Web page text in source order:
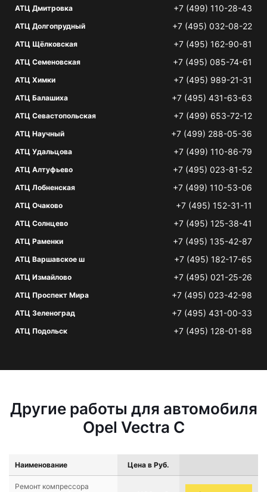
АТЦ Дмитровка +7 (499) 110-28-43
АТЦ Долгопрудный +7 (495) 032-08-22
АТЦ Щёлковская +7 (495) 162-90-81
АТЦ Семеновская +7 (495) 085-74-61
АТЦ Химки +7 (495) 989-21-31
АТЦ Балашиха +7 (495) 431-63-63
АТЦ Севастопольская +7 (499) 653-72-12
АТЦ Научный +7 (499) 288-05-36
АТЦ Удальцова +7 (499) 110-86-79
АТЦ Алтуфьево +7 (495) 023-81-52
АТЦ Лобненская +7 (499) 110-53-06
АТЦ Очаково +7 (495) 152-31-11
АТЦ Солнцево +7 (495) 125-38-41
АТЦ Раменки +7 (495) 135-42-87
АТЦ Варшавское ш +7 (495) 182-17-65
АТЦ Измайлово +7 (495) 021-25-26
АТЦ Проспект Мира +7 (495) 023-42-98
АТЦ Зеленоград +7 (495) 431-00-33
АТЦ Подольск +7 (495) 128-01-88
Другие работы для автомобиля
Opel Vectra C
Наименование Цена в Руб.
Ремонт компрессора